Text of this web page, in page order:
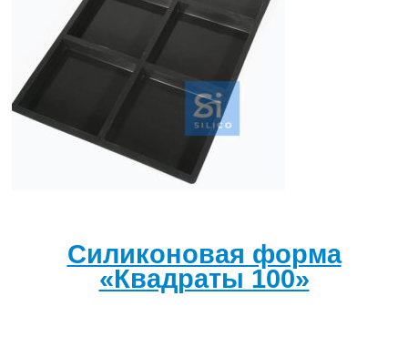
Силиконовая форма
«Квадраты 100»